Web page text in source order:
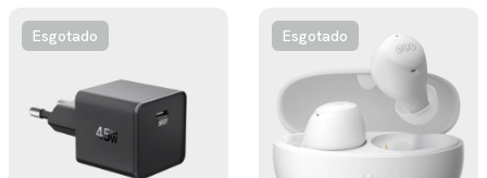
Esgotado Esgotado